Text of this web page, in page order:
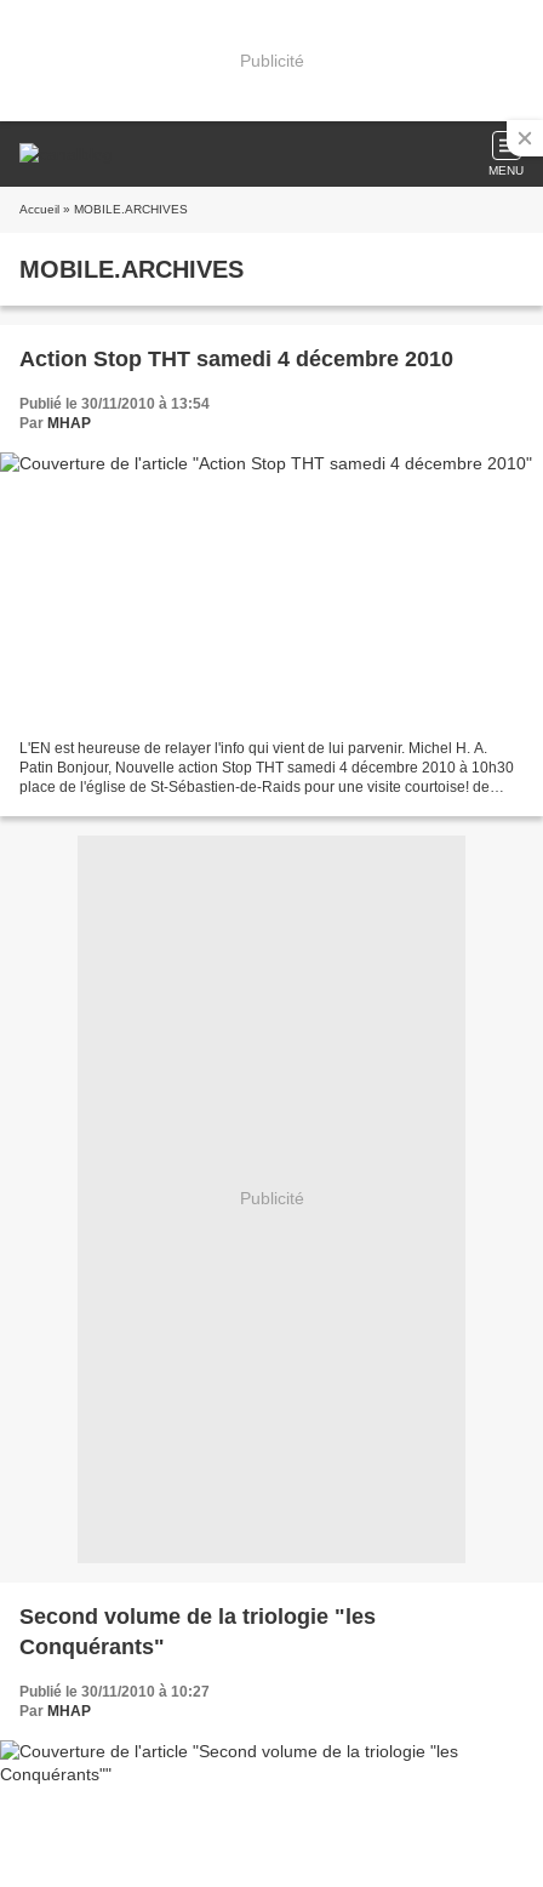
Publicité
MENU
Accueil » MOBILE.ARCHIVES
MOBILE.ARCHIVES
Action Stop THT samedi 4 décembre 2010
Publié le 30/11/2010 à 13:54
Par MHAP
L'EN est heureuse de relayer l'info qui vient de lui parvenir. Michel H. A.
Patin Bonjour, Nouvelle action Stop THT samedi 4 décembre 2010 à 10h30
place de l'église de St-Sébastien-de-Raids pour une visite courtoise! de
Publicité
Second volume de la triologie "les
Conquérants"
Publié le 30/11/2010 à 10:27
Par MHAP